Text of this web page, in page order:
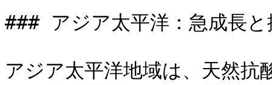
### アジア太平洋：急成長と
アジア太平洋地域は、天然抗